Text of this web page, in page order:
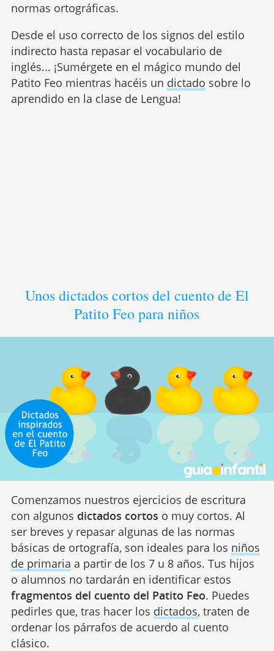
normas ortográficas.
Desde el uso correcto de los signos del estilo
indirecto hasta repasar el vocabulario de
inglés... ¡Sumérgete en el mágico mundo del
Patito Feo mientras hacéis un dictado sobre lo
aprendido en la clase de Lengua!
Unos dictados cortos del cuento de El
Patito Feo para niños
Comenzamos nuestros ejercicios de escritura
con algunos dictados cortos o muy cortos. Al
ser breves y repasar algunas de las normas
básicas de ortografía, son ideales para los niños
de primaria a partir de los 7 u 8 años. Tus hijos
o alumnos no tardarán en identificar estos
fragmentos del cuento del Patito Feo. Puedes
pedirles que, tras hacer los dictados, traten de
ordenar los párrafos de acuerdo al cuento
clásico.